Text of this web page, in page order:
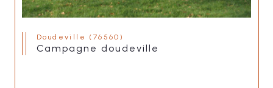
Doudeville (76560)
campagne doudeville